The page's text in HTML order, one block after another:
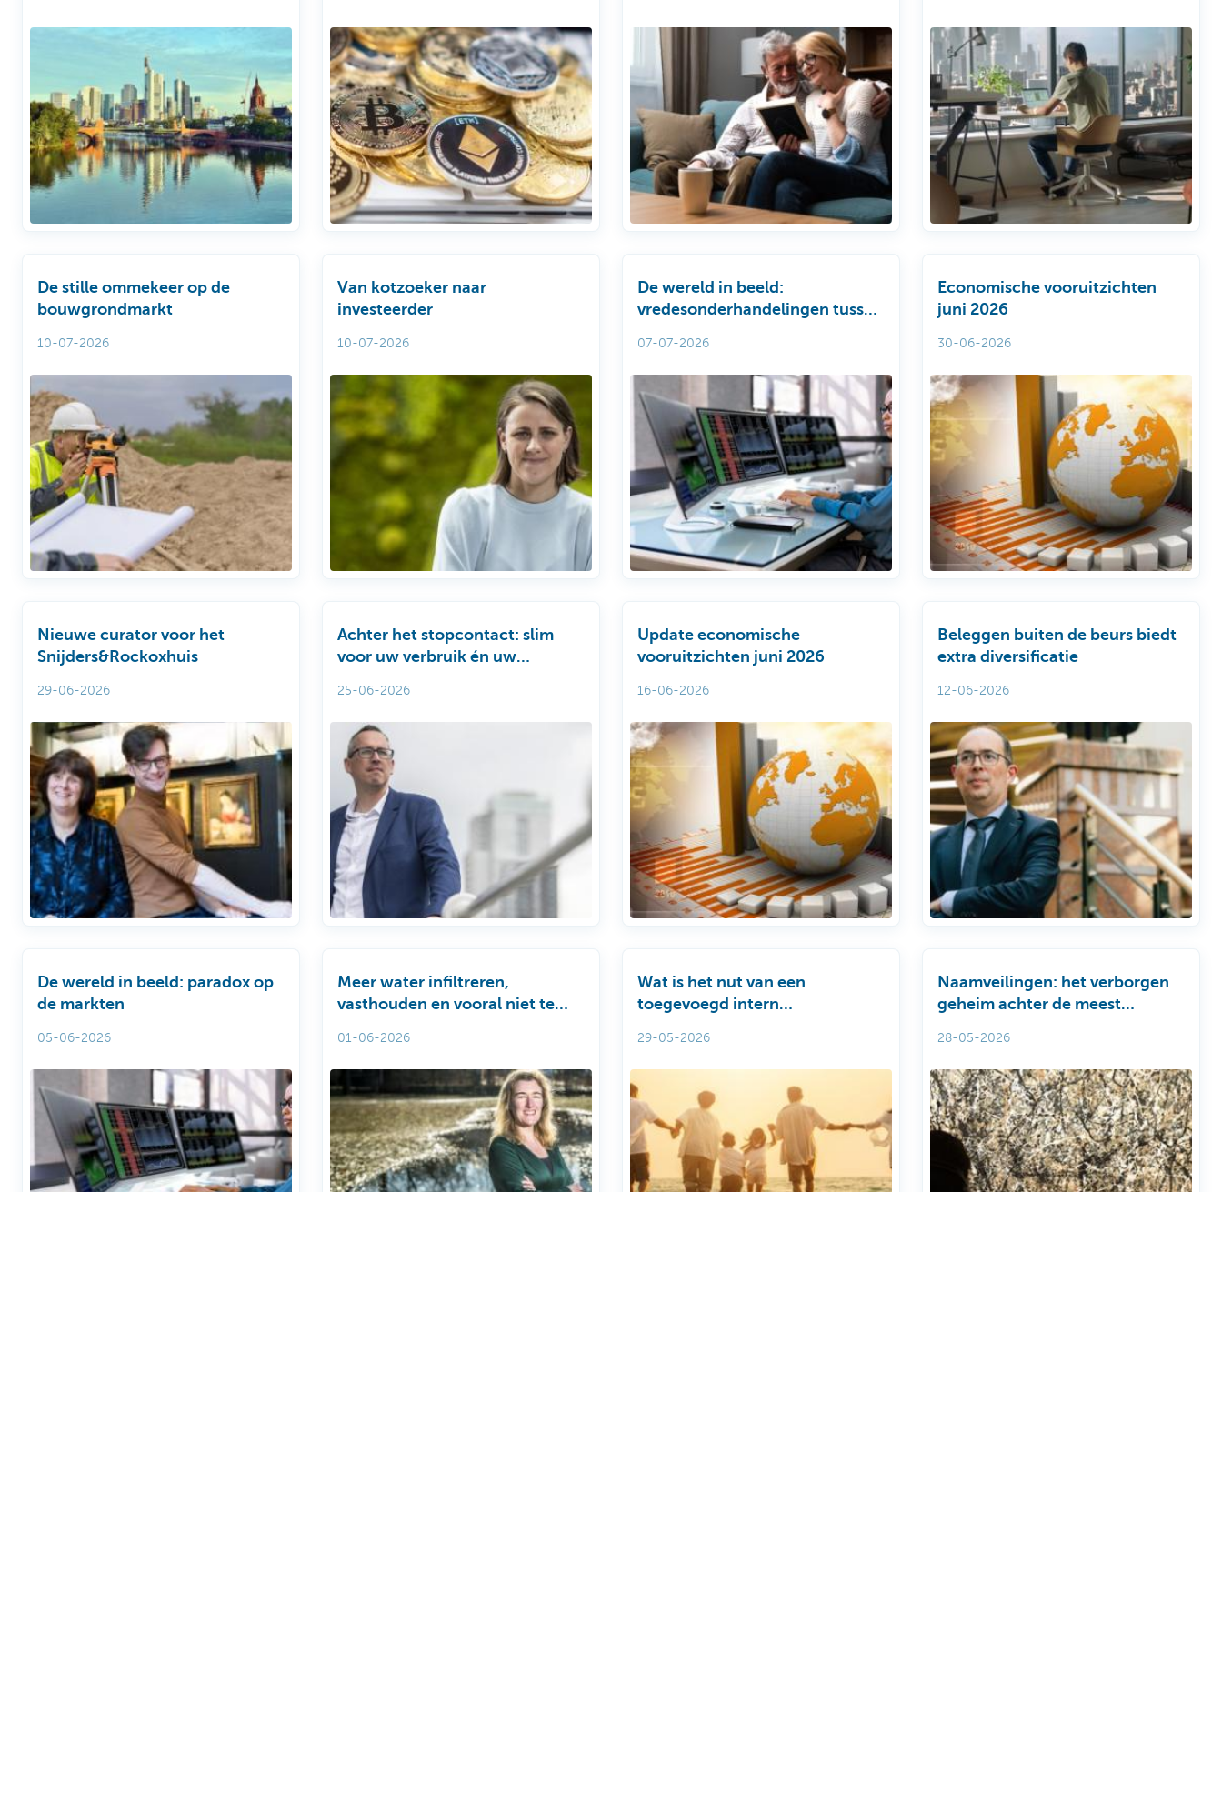
de afhandeling van uw
nalatenschap?
De stille ommekeer op de
bouwgrondmarkt
10-07-2026
Van kotzoeker naar
investeerder
10-07-2026
De wereld in beeld:
vredesonderhandelingen tussen
07-07-2026
Economische vooruitzichten
juni 2026
30-06-2026
Nieuwe curator voor het
Snijders&Rockoxhuis
29-06-2026
Achter het stopcontact: slim
voor uw verbruik én uw
25-06-2026
Update economische
vooruitzichten juni 2026
16-06-2026
Beleggen buiten de beurs biedt
extra diversificatie
12-06-2026
De wereld in beeld: paradox op
de markten
05-06-2026
Meer water infiltreren,
vasthouden en vooral niet te
01-06-2026
Wat is het nut van een
toegevoegd intern
29-05-2026
Naamveilingen: het verborgen
geheim achter de meest
wereld
28-05-2026